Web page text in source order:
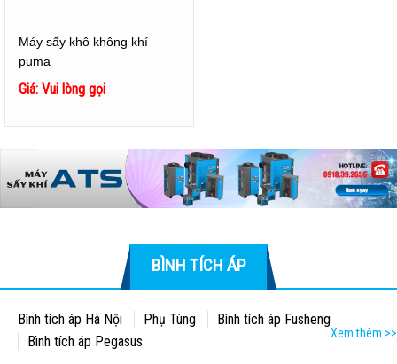
Máy sấy khô không khí
puma
Giá: Vui lòng gọi
BÌNH TÍCH ÁP
Bình tích áp Hà Nội Phụ Tùng
Bình tích áp Fusheng
Bình tích áp Pegasus
Xem thêm >>